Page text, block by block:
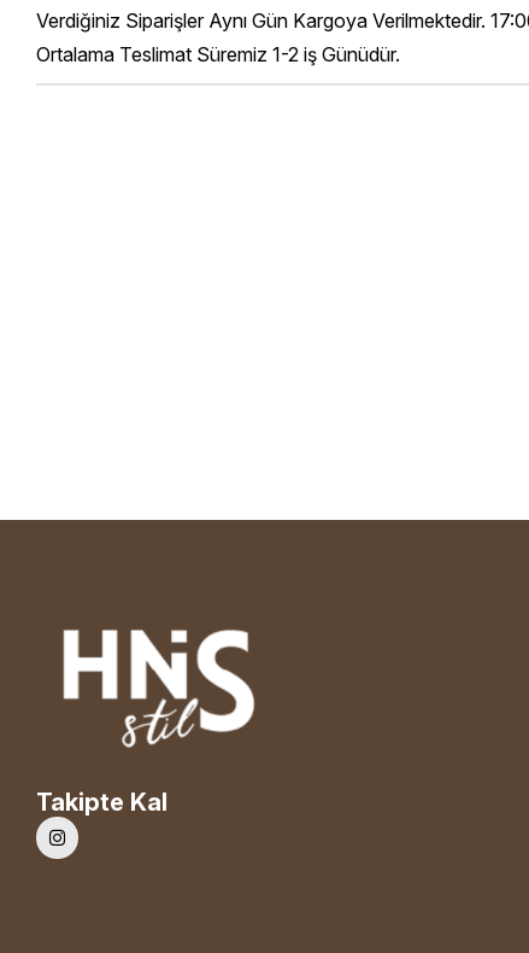
Verdiğiniz Siparişler Aynı Gün Kargoya Verilmektedir.
Ortalama Teslimat Süremiz 1-2 iş Günüdür.
Takipte Kal